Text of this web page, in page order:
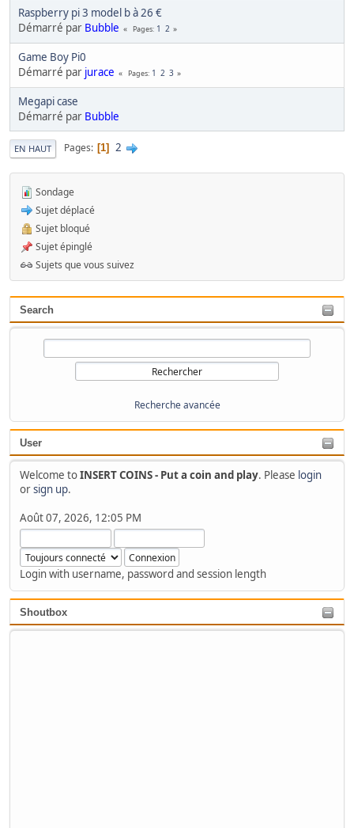
Search
Recherche avancée
User
Welcome toINSERT COINS - Put a coin and play. Please login
orsign up.
Août 07, 2026, 12:05 PM
Login with username, password and session length
Shoutbox
Raspberry pi 3 model b à 26 €
Démarré par Bubble Pages 1 2
Game Boy Pi0
Démarré par jurace Pages 1 2 3
Megapi case
Démarré par Bubble
EN HAUT Pages 1 2
Sondage
Sujet déplacé
Sujet bloqué
Sujet épinglé
Sujets que vous suivez